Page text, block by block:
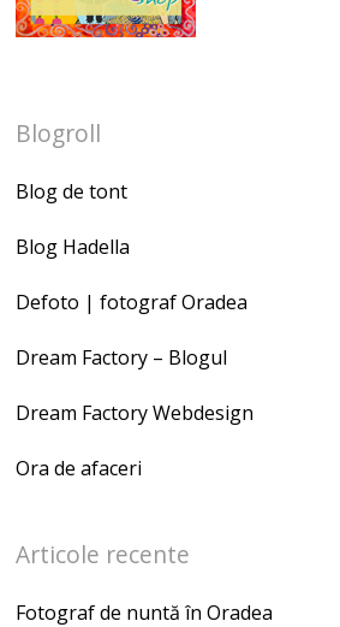
Blogroll
Blog de tont
Blog Hadella
Defoto | fotograf Oradea
Dream Factory – Blogul
Dream Factory Webdesign
Ora de afaceri
Articole recente
Fotograf de nuntă în Oradea